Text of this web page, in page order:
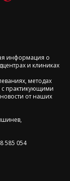
информация о
и клиниках
методах
с практикующими
от наших
585 054